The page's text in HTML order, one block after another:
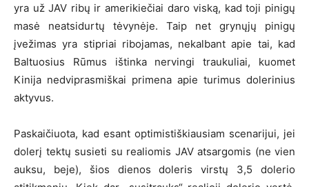
yra už JAV ribų ir amerikiečiai daro viską, kad toji pinigų
masė neatsidurtų tėvynėje. Taip net grynųjų pinigų
įvežimas yra stipriai ribojamas, nekalbant apie tai, kad
Baltuosius Rūmus ištinka nervingi traukuliai, kuomet
Kinija nedviprasmiškai primena apie turimus dolerinius
aktyvus.
Paskaičiuota, kad esant optimistiškiausiam scenarijui, jei
dolerį tektų susieti su realiomis JAV atsargomis (ne vien
auksu, beje), šios dienos doleris virstų 3,5 dolerio